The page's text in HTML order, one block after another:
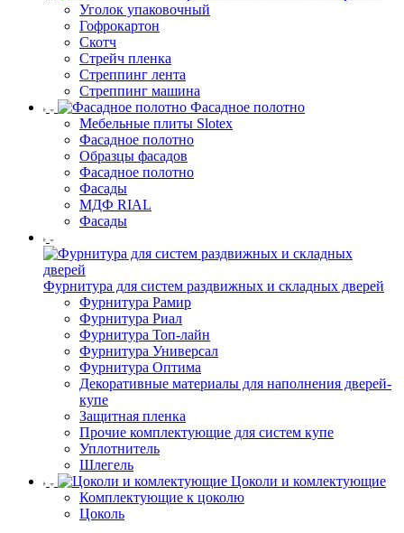
Уголок упаковочный
Гофрокартон
Скотч
Стрейч пленка
Стреппинг лента
Стреппинг машина
Фасадное полотно
Мебельные плиты Slotex
Фасадное полотно
Образцы фасадов
Фасадное полотно
Фасады
МДФ RIAL
Фасады
Фурнитура для систем раздвижных и складных дверей
Фурнитура Рамир
Фурнитура Риал
Фурнитура Топ-лайн
Фурнитура Универсал
Фурнитура Оптима
Декоративные материалы для наполнения дверей-
купе
Защитная пленка
Прочие комплектующие для систем купе
Уплотнитель
Шлегель
Цоколи и комлектующие
Комплектующие к цоколю
Цоколь